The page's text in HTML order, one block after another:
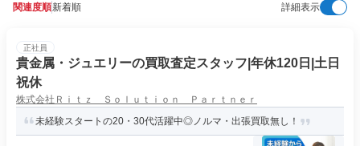
関連度順新着順 詳細表示
正社員
貴金属・ジュエリーの買取査定スタッフ|年休120日|土日
祝休
株式会社Ｒｉｔｚ Ｓｏｌｕｔｉｏｎ Ｐａｒｔｎｅｒ
未経験スタートの20・30代活躍中◎ノルマ・出張買取無し！